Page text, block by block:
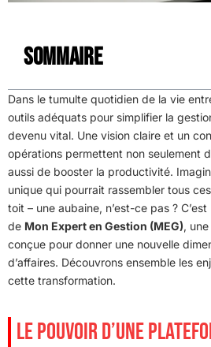
Sommaire
Dans le tumulte quotidien de la vie
outils adéquats pour simplifier la
devenu vital. Une vision claire et un
opérations permettent non seulement
aussi de booster la productivité.
unique qui pourrait rassembler tous
toit – une aubaine, n’est-ce pas ?
de Mon Expert en Gestion (MEG),
conçue pour donner une nouvelle
d’affaires. Découvrons ensemble les
cette transformation.
LE POUVOIR D’UNE